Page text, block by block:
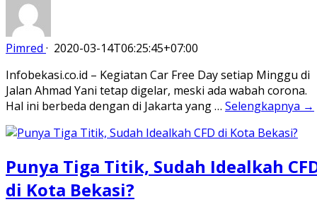
Pimred · 2020-03-14T06:25:45+07:00
Infobekasi.co.id – Kegiatan Car Free Day setiap Minggu di
Jalan Ahmad Yani tetap digelar, meski ada wabah corona.
Hal ini berbeda dengan di Jakarta yang … Selengkapnya →
Punya Tiga Titik, Sudah Idealkah
di Kota Bekasi?